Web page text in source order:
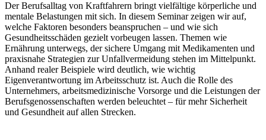
Der Berufsalltag von Kraftfahrern bringt vielfältige körperliche und
mentale Belastungen mit sich. In diesem Seminar zeigen wir auf,
welche Faktoren besonders beanspruchen – und wie sich
Gesundheitsschäden gezielt vorbeugen lassen. Themen wie
Ernährung unterwegs, der sichere Umgang mit Medikamenten und
praxisnahe Strategien zur Unfallvermeidung stehen im Mittelpunkt.
Anhand realer Beispiele wird deutlich, wie wichtig
Eigenverantwortung im Arbeitsschutz ist. Auch die Rolle des
Unternehmers, arbeitsmedizinische Vorsorge und die Leistungen der
Berufsgenossenschaften werden beleuchtet – für mehr Sicherheit
und Gesundheit auf allen Strecken.